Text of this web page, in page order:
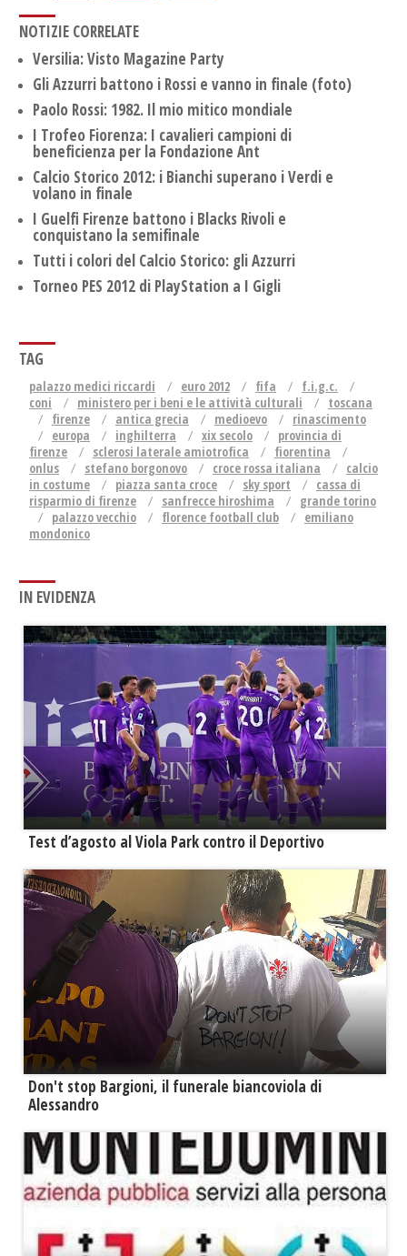
NOTIZIE CORRELATE
Versilia: Visto Magazine Party
Gli Azzurri battono i Rossi e vanno in finale (foto)
Paolo Rossi: 1982. Il mio mitico mondiale
I Trofeo Fiorenza: I cavalieri campioni di
beneficienza per la Fondazione Ant
Calcio Storico 2012: i Bianchi superano i Verdi e
volano in finale
I Guelfi Firenze battono i Blacks Rivoli e
conquistano la semifinale
Tutti i colori del Calcio Storico: gli Azzurri
Torneo PES 2012 di PlayStation a I Gigli
TAG
palazzo medici riccardi euro 2012 fifa
f.i.g.c.
coni
ministero per i beni e le attività culturali
toscana
firenze
antica grecia medioevo
rinascimento
europa
inghilterra xix secolo
provincia di
firenze
sclerosi laterale amiotrofica
fiorentina
onlus
stefano borgonovo croce rossa italiana
calcio
in costume
piazza santa croce sky sport
cassa di
risparmio di firenze
sanfrecce hiroshima
grande torino
palazzo vecchio
florence football club
emiliano
mondonico
IN EVIDENZA
Test d’agosto al Viola Park contro il Deportivo
Don't stop Bargioni, il funerale biancoviola di
Alessandro